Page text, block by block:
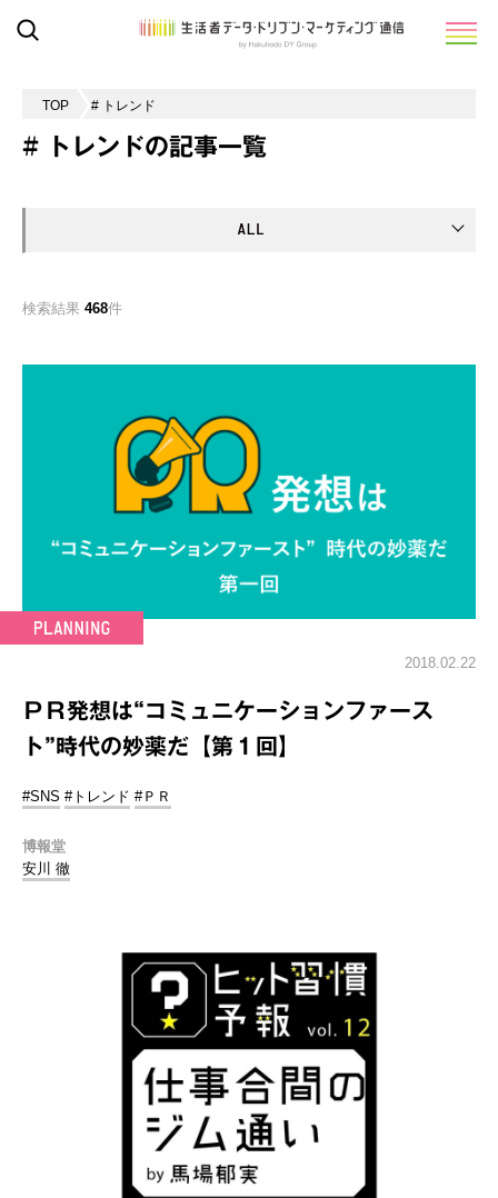
TOP # トレンド
# トレンドの記事一覧
検索結果 468件
2018.02.22
ＰＲ発想は“コミュニケーションファース
ト”時代の妙薬だ【第１回】
#SNS #トレンド #ＰＲ
博報堂
安川 徹